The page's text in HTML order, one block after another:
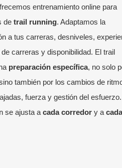
entrenamiento online para
de trail running. Adaptamos la
a tus carreras, desniveles,
carreras y disponibilidad. El trail
preparación específica, no solo
también por los cambios de
fuerza y gestión del
se ajusta a cada corredory a cada